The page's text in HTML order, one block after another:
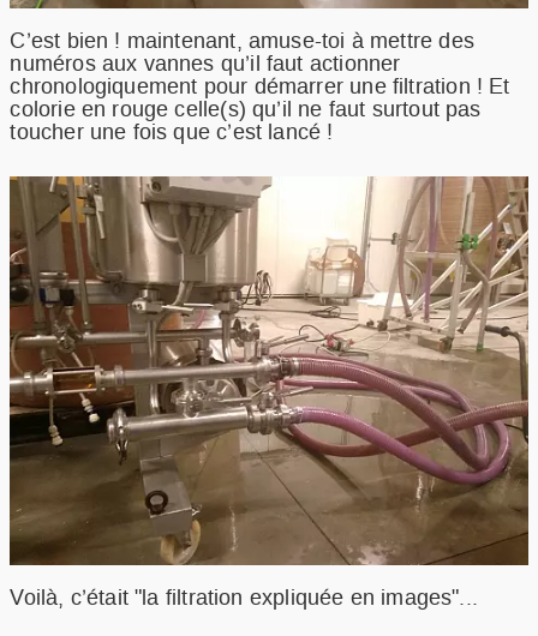
C’est bien ! maintenant, amuse-toi à mettre des
numéros aux vannes qu’il faut actionner
chronologiquement pour démarrer une filtration ! Et
colorie en rouge celle(s) qu’il ne faut surtout pas
toucher une fois que c’est lancé !
Voilà, c’était "la filtration expliquée en images"...